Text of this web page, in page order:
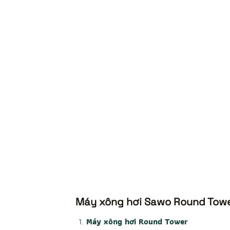
Máy xông hơi Sawo Round
Máy xông hơi Round Tower